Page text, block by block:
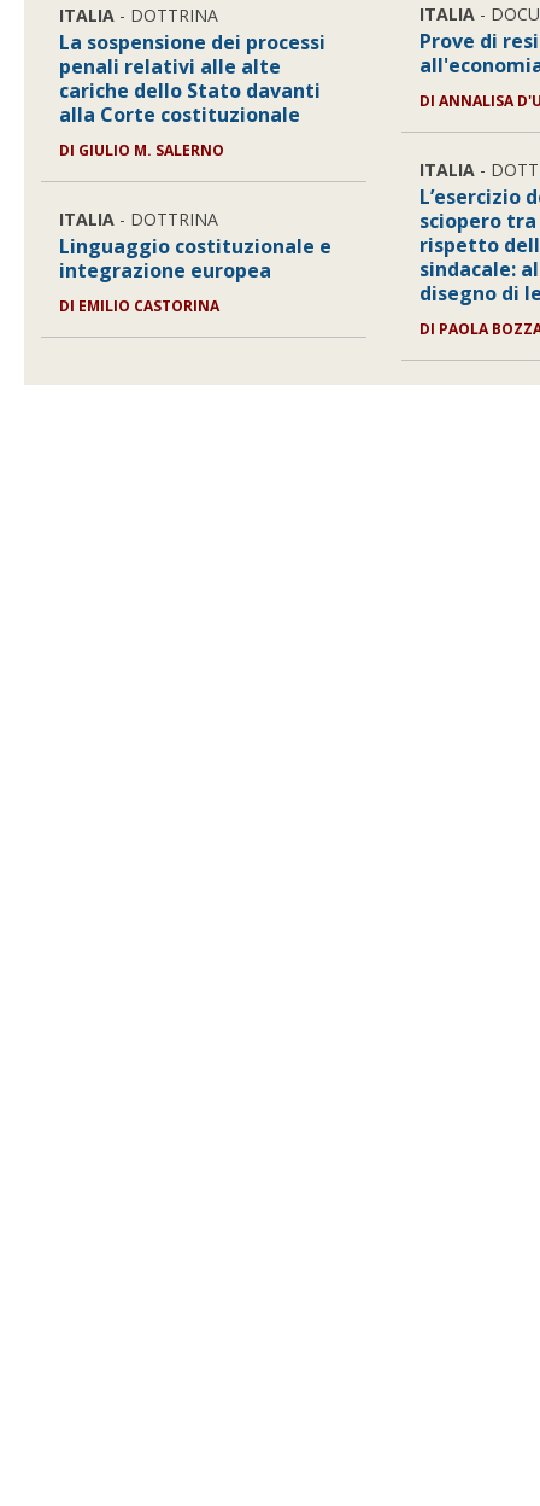
ITALIA - DOTTRINA
La sospensione dei processi
penali relativi alle alte
cariche dello Stato davanti
alla Corte costituzionale
DI GIULIO M. SALERNO
ITALIA - DOTTRINA
Linguaggio costituzionale e
integrazione europea
DI EMILIO CASTORINA
ITALIA -
Prove di
DI ANNALISA
ITALIA -
L’esercizio
sciopero
rispetto
sindacale:
disegno di
DI PAOLA